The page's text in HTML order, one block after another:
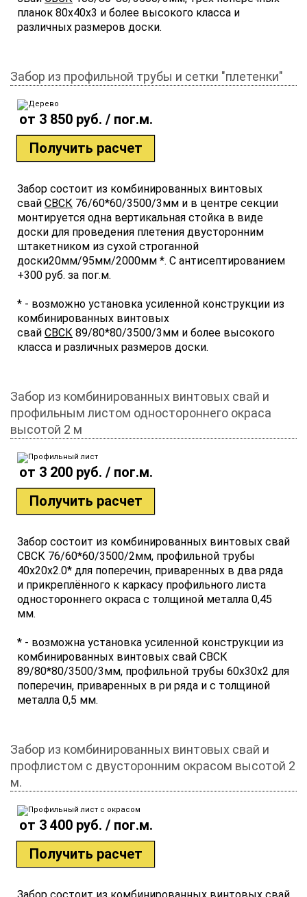
планок 80х40х3 и более высокого класса и
различных размеров доски.
Забор из профильной трубы и сетки "плетенки"
от 3 850 руб. / пог.м.
Получить расчет
Забор состоит из комбинированных винтовых
свай СВСК 76/60*60/3500/3мм и в центре секции
монтируется одна вертикальная стойка в виде
доски для проведения плетения двусторонним
штакетником из сухой строганной
доски20мм/95мм/2000мм *. С антисептированием
+300 руб. за пог.м.
* - возможно установка усиленной конструкции из
комбинированных винтовых
свай СВСК 89/80*80/3500/3мм и более высокого
класса и различных размеров доски.
Забор из комбинированных винтовых свай и
профильным листом одностороннего окраса
высотой 2 м
от 3 200 руб. / пог.м.
Получить расчет
Забор состоит из комбинированных винтовых свай
СВСК 76/60*60/3500/2мм, профильной трубы
40x20x2.0* для поперечин, приваренных в два ряда
и прикреплённого к каркасу профильного листа
одностороннего окраса с толщиной металла 0,45
мм.
* - возможна установка усиленной конструкции из
комбинированных винтовых свай СВСК
89/80*80/3500/3мм, профильной трубы 60х30х2 для
поперечин, приваренных в ри ряда и с толщиной
металла 0,5 мм.
Забор из комбинированных винтовых свай и
профлистом с двусторонним окрасом высотой 2
м.
от 3 400 руб. / пог.м.
Получить расчет